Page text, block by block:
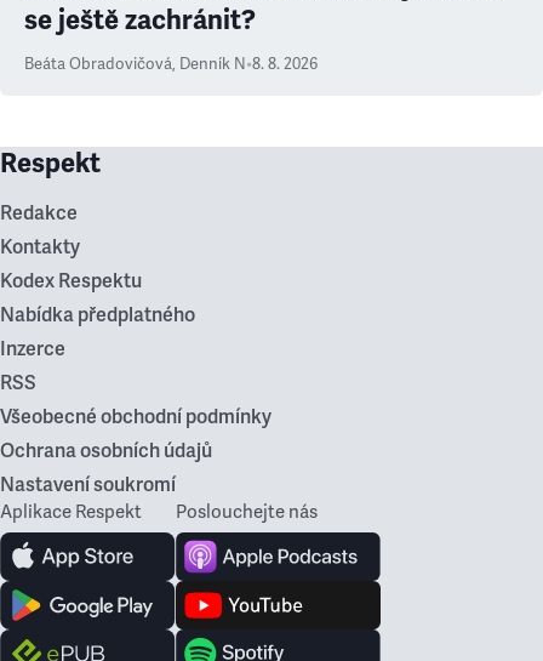
se ještě zachránit?
Beáta Obradovičová, Denník N•8. 8. 2026
Respekt
Redakce
Kontakty
Kodex Respektu
Nabídka předplatného
Inzerce
RSS
Všeobecné obchodní podmínky
Ochrana osobních údajů
Nastavení soukromí
Aplikace Respekt Poslouchejte nás